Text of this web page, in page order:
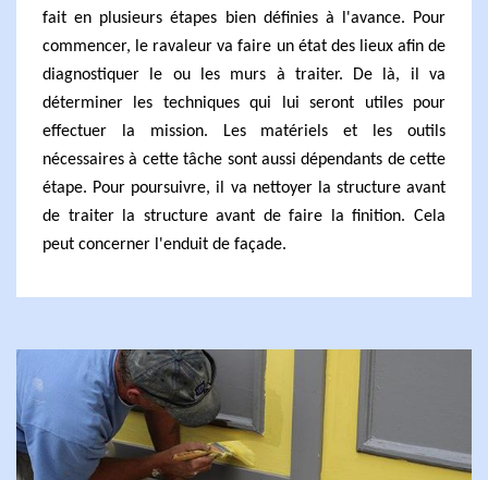
fait en plusieurs étapes bien définies à l'avance. Pour
commencer, le ravaleur va faire un état des lieux afin de
diagnostiquer le ou les murs à traiter. De là, il va
déterminer les techniques qui lui seront utiles pour
effectuer la mission. Les matériels et les outils
nécessaires à cette tâche sont aussi dépendants de cette
étape. Pour poursuivre, il va nettoyer la structure avant
de traiter la structure avant de faire la finition. Cela
peut concerner l'enduit de façade.